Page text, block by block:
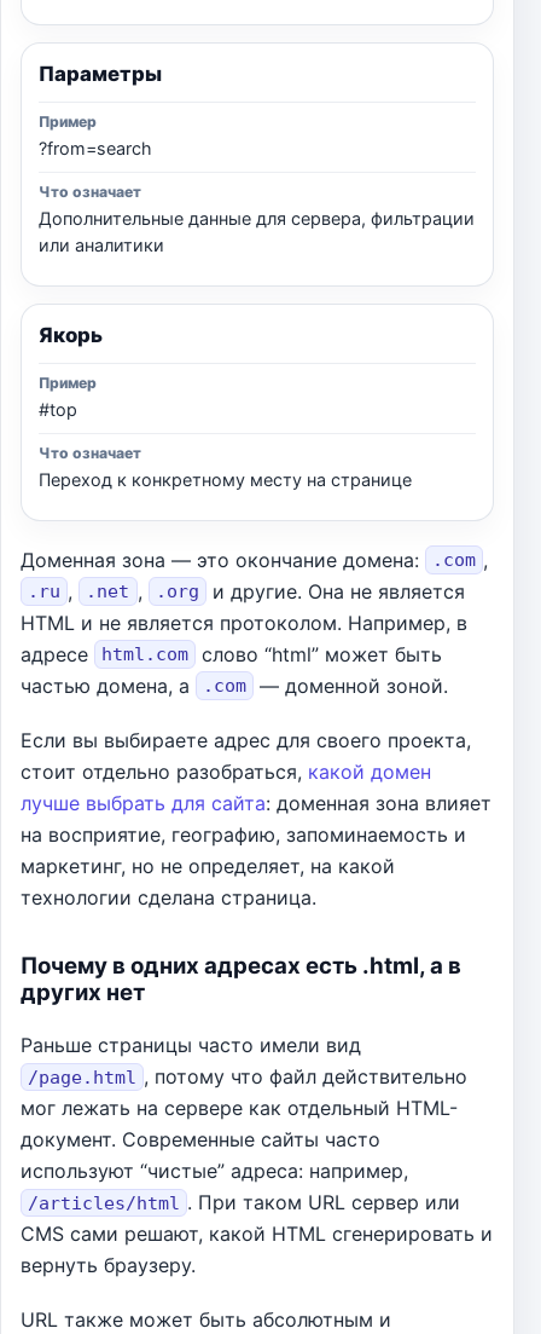
Параметры
?from=search
Дополнительные данные для сервера, фильтрации
или аналитики
Якорь
#top
Переход к конкретному месту на странице
Доменная зона — это окончание домена: .com ,
.ru , .net , .org
и другие. Она не является
HTML и не является протоколом. Например, в
адресе
html.com
слово “html” может быть
частью домена, а
.com — доменной зоной.
Если вы выбираете адрес для своего проекта,
стоит отдельно разобраться, какой домен
лучше выбрать для сайта: доменная зона влияет
на восприятие, географию, запоминаемость и
маркетинг, но не определяет, на какой
технологии сделана страница.
Почему в одних адресах есть .html, а в
других нет
Раньше страницы часто имели вид
/page.html , потому что файл действительно
мог лежать на сервере как отдельный HTML-
документ. Современные сайты часто
используют “чистые” адреса: например,
/articles/html . При таком URL сервер или
CMS сами решают, какой HTML сгенерировать и
вернуть браузеру.
URL также может быть абсолютным и